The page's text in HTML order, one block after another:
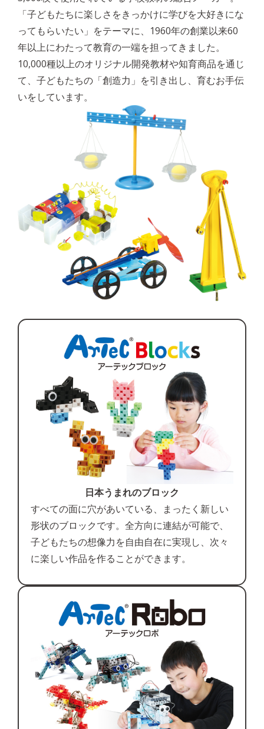
「子どもたちに楽しさをきっかけに学びを大好きにな
ってもらいたい」をテーマに、1960年の創業以来60
年以上にわたって教育の一端を担ってきました。
10,000種以上のオリジナル開発教材や知育商品を通じ
て、子どもたちの「創造力」を引き出し、育むお手伝
いをしています。
日本うまれのブロック
すべての面に穴があいている、まったく新しい
形状のブロックです。全方向に連結が可能で、
子どもたちの想像力を自由自在に実現し、次々
に楽しい作品を作ることができます。